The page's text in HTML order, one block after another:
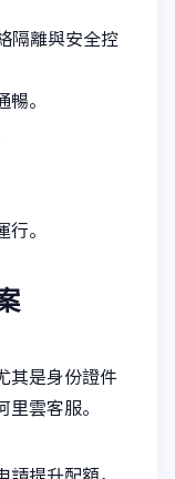
隔離與安全控
暢。
行。
其是身份證件
雲客服。
提升配額，